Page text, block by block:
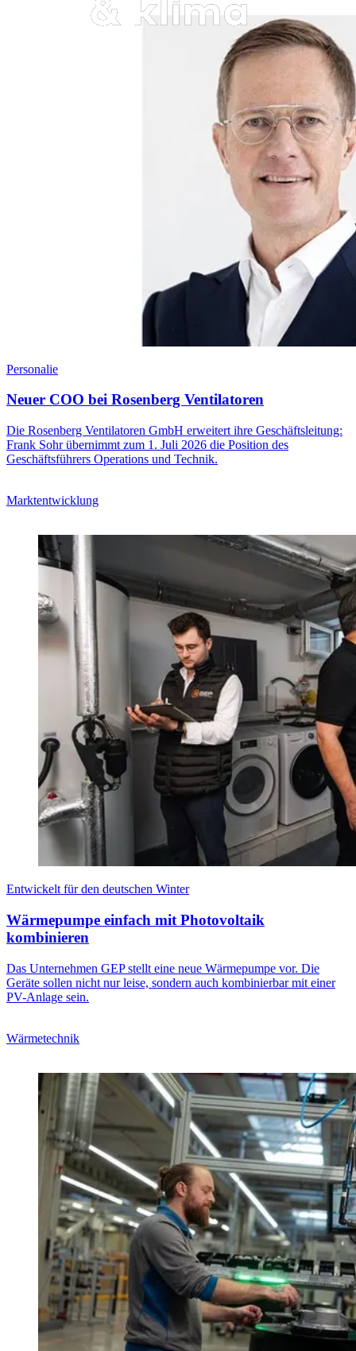
Personalie
Neuer COO bei Rosenberg Ventilatoren
Die Rosenberg Ventilatoren GmbH erweitert ihre Geschäftsleitung:
Frank Sohr übernimmt zum 1. Juli 2026 die Position des
Geschäftsführers Operations und Technik.
Marktentwicklung
Entwickelt für den deutschen Winter
Wärmepumpe einfach mit Photovoltaik
kombinieren
Das Unternehmen GEP stellt eine neue Wärmepumpe vor. Die
Geräte sollen nicht nur leise, sondern auch kombinierbar mit einer
PV-Anlage sein.
Wärmetechnik